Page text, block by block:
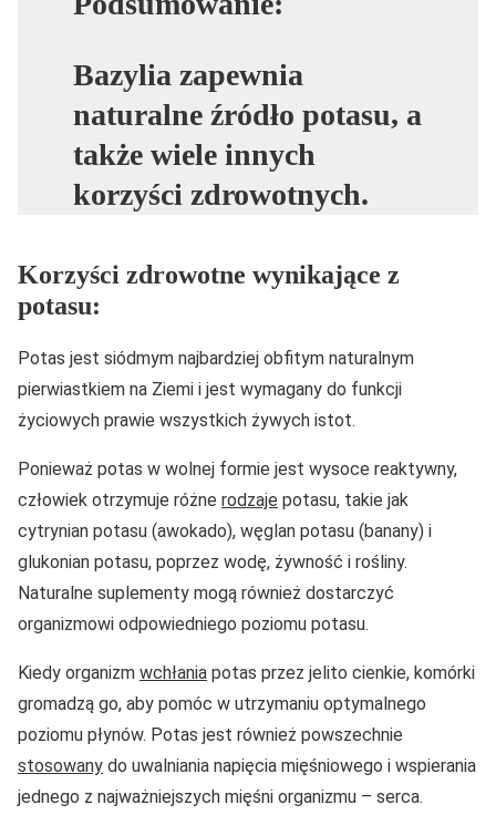
Bazylia zapewnia
naturalne źródło potasu, a
także wiele innych
korzyści zdrowotnych.
Korzyści zdrowotne wynikające z
potasu:
Potas jest siódmym najbardziej obfitym naturalnym
pierwiastkiem na Ziemi i jest wymagany do funkcji
życiowych prawie wszystkich żywych istot.
Ponieważ potas w wolnej formie jest wysoce reaktywny,
człowiek otrzymuje różne rodzaje potasu, takie jak
cytrynian potasu (awokado), węglan potasu (banany) i
glukonian potasu, poprzez wodę, żywność i rośliny.
Naturalne suplementy mogą również dostarczyć
organizmowi odpowiedniego poziomu potasu.
Kiedy organizm wchłania potas przez jelito cienkie, komórki
gromadzą go, aby pomóc w utrzymaniu optymalnego
poziomu płynów. Potas jest również powszechnie
stosowany do uwalniania napięcia mięśniowego i wspierania
jednego z najważniejszych mięśni organizmu – serca.